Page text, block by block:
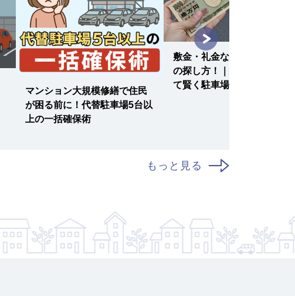
マンション大規模修繕で住民
が困る前に！代替駐車場5台以
上の一括確保術
敷金・礼金なしの月極駐車場
の探し方！｜初期費用を抑え
て賢く駐車場を借りる方法
もっと見る